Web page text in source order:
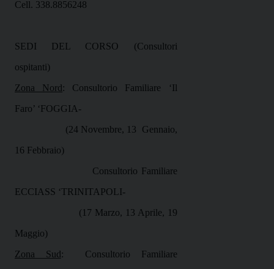
Cell. 338.8856248
SEDI DEL CORSO (Consultori
ospitanti)
Zona Nord: Consultorio Familiare ‘Il
Faro’ ‘FOGGIA-
(24 Novembre, 13
Gennaio,
16 Febbraio)
Consultorio Familiare
ECCIASS ‘TRINITAPOLI-
(17 Marzo, 13 Aprile, 19
Maggio)
Zona Sud:
Consultorio Familiare